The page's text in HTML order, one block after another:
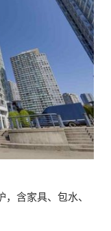
含家具、包水、